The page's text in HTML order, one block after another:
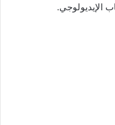
الإيديولوجي.